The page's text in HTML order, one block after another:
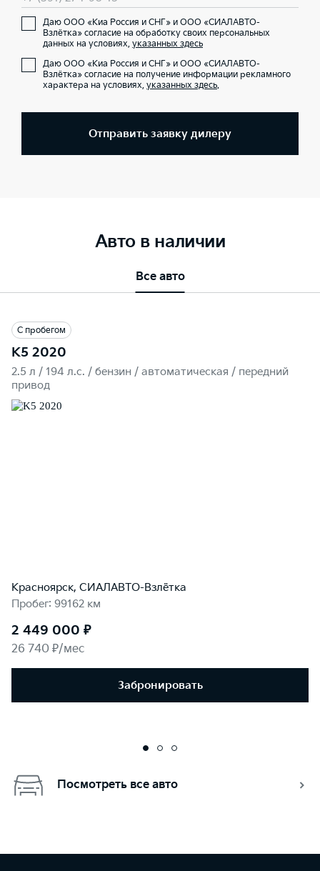
Даю ООО «Киа Россия и СНГ» и ООО «СИАЛАВТО-
Взлётка» согласие на обработку своих персональных
данных на условиях, указанных здесь
Даю ООО «Киа Россия и СНГ» и ООО «СИАЛАВТО-
Взлётка» согласие на получение информации рекламного
характера на условиях, указанных здесь.
Отправить заявку дилеру
Авто в наличии
Все авто
С пробегом
K5 2020
2.5 л / 194 л.c. / бензин / автоматическая / передний
привод
Красноярск, СИАЛАВТО-Взлётка
Пробег: 99162 км
2 449 000 ₽
26 740 ₽/мес
Забронировать
Посмотреть все авто